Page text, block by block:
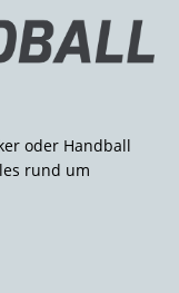
oder Handball
rund um